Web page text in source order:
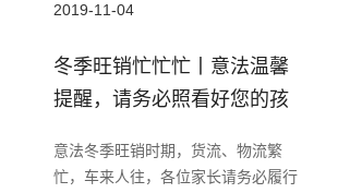
2019-11-04
冬季旺销忙忙忙丨意法温馨
提醒，请务必照看好您的孩
意法冬季旺销时期，货流、物流繁
忙，车来人往，各位家长请务必履行